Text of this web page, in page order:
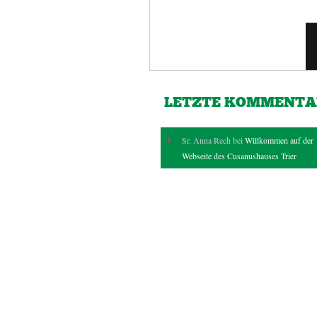
LETZTE
Sr. Anna Rech beiWillkommen auf der
Webseite des Cusanushauses Trier